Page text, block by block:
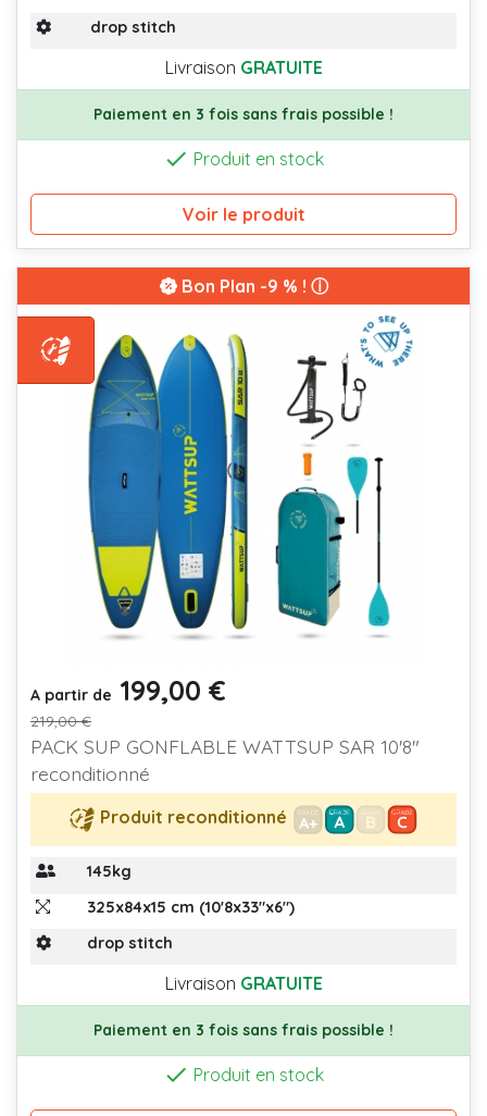
drop stitch
Livraison GRATUITE
Paiement en 3 fois sans frais possible !
 Produit en stock
Voir le produit
Bon Plan -9 % ! ⓘ
Prix
A partir de 199,00 €
219,00 €
PACK SUP GONFLABLE WATTSUP SAR 10'8"
reconditionné
Produit reconditionné
145kg
325x84x15 cm (10'8x33"x6")
drop stitch
Livraison GRATUITE
Paiement en 3 fois sans frais possible !
 Produit en stock